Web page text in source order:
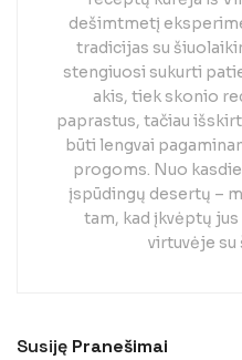
dešimtmetį
tradicijas su
stengiuosi sukurti
akis, tiek skonio
paprastus, tačiau
būti lengvai
progoms. Nuo
įspūdingų desertų –
tam, kad įkvėptų
virtuvėje su
Susiję Pranešimai